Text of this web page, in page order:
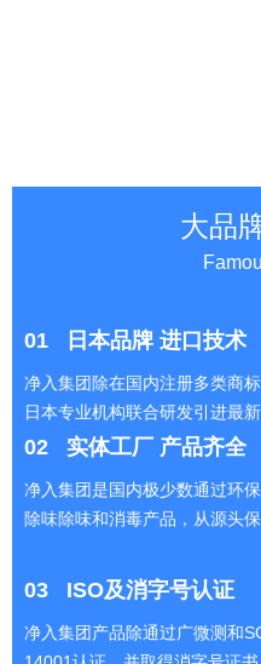
大品
01 日本品牌 进口技术
净入集团除在国内注册多类商
日本专业机构联合研发引进最
02 实体工厂 产品齐全
净入集团是国内极少数通过环
除味除味和消毒产品，从源头
03 ISO及消字号认证
净入集团产品除通过广微测和